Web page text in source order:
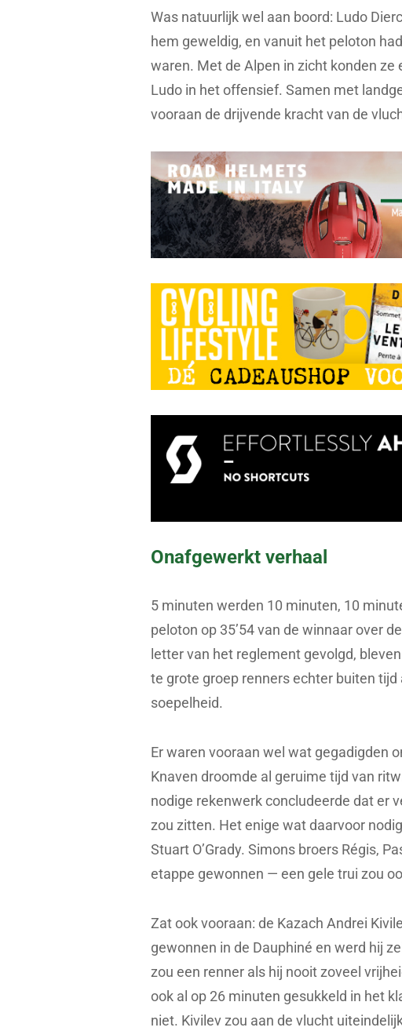
Was natuurlijk wel aan boord: Ludo
hem geweldig, en vanuit het peloton
waren. Met de Alpen in zicht konden
Ludo in het offensief. Samen met
vooraan de drijvende kracht van de
Onafgewerkt verhaal
5 minuten werden 10 minuten, 10
peloton op 35’54 van de winnaar over
letter van het reglement gevolgd,
te grote groep renners echter buiten
soepelheid.
Er waren vooraan wel wat gegadigden
Knaven droomde al geruime tijd van
nodige rekenwerk concludeerde dat er
zou zitten. Het enige wat daarvoor
Stuart O’Grady. Simons broers Régis,
etappe gewonnen — een gele trui zou
Zat ook vooraan: de Kazach Andrei
gewonnen in de Dauphiné en werd hij
zou een renner als hij nooit zoveel
ook al op 26 minuten gesukkeld in het
niet. Kivilev zou aan de vlucht